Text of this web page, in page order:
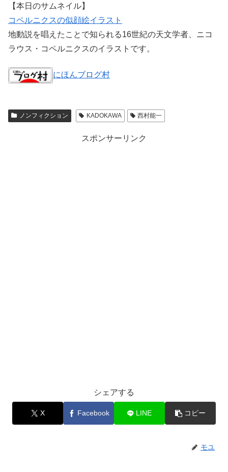
【本日のサムネイル】
コペルニクスの似顔絵イラスト
地動説を唱えたことで知られる16世紀の天文学者、ニコ
ラウス・コペルニクスのイラストです。
にほんブログ村
ノンフィクション KADOKAWA 西村能一
スポンサーリンク
シェアする
X Facebook LINE コピー
モユ